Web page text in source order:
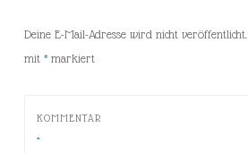
Deine E-Mail-Adresse wird nicht veröffentlicht.
mit *markiert
KOMMENTAR
*